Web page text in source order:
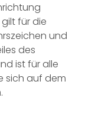
für die
und
des
ist für alle
sich auf dem